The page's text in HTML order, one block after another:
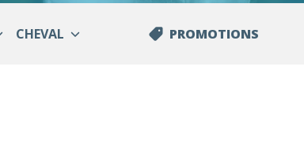
CHEVAL PROMOTIONS